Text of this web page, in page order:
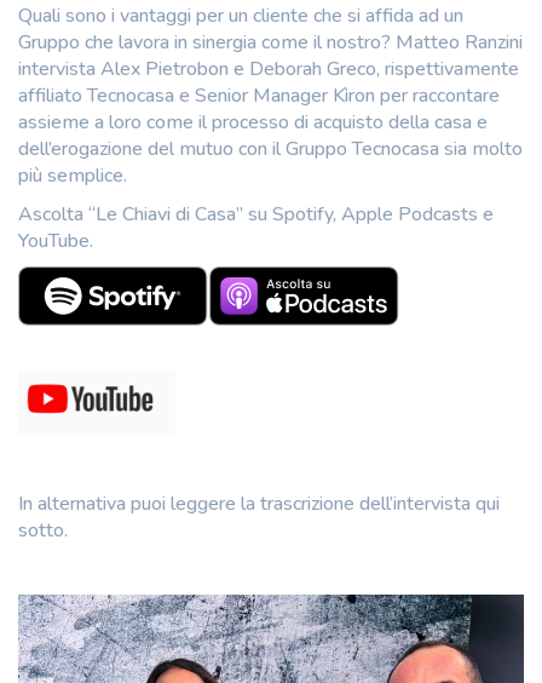
Quali sono i vantaggi per un cliente che si affida ad un
Gruppo che lavora in sinergia come il nostro? Matteo Ranzini
intervista Alex Pietrobon e Deborah Greco, rispettivamente
affiliato Tecnocasa e Senior Manager Kìron per raccontare
assieme a loro come il processo di acquisto della casa e
dell’erogazione del mutuo con il Gruppo Tecnocasa sia molto
più semplice.
Ascolta “Le Chiavi di Casa” su Spotify, Apple Podcasts e
YouTube.
In alternativa puoi leggere la trascrizione dell’intervista qui
sotto.